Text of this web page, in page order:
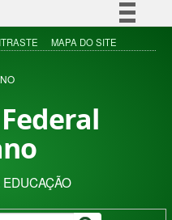
Simplifique!
Acesso à informação
MAPA DO SITE